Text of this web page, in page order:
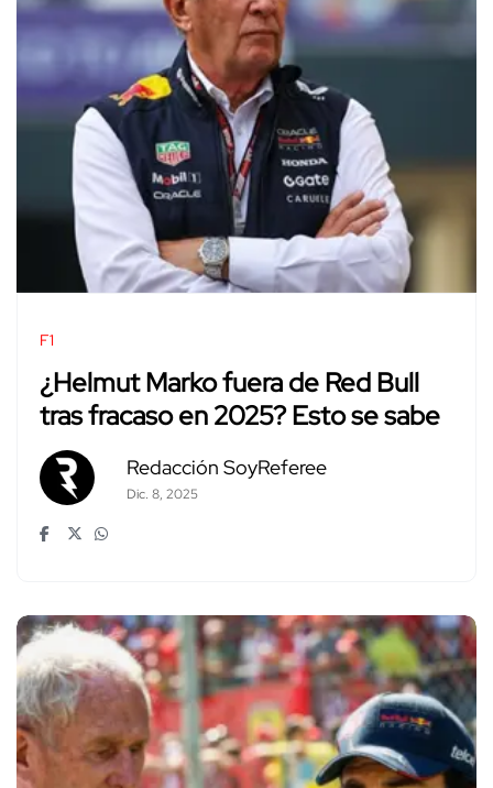
F1
¿Helmut Marko fuera de Red Bull
tras fracaso en 2025? Esto se sabe
Redacción SoyReferee
Dic. 8, 2025